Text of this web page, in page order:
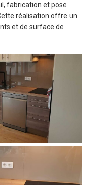
fabrication et pose
réalisation offre un
et de surface de